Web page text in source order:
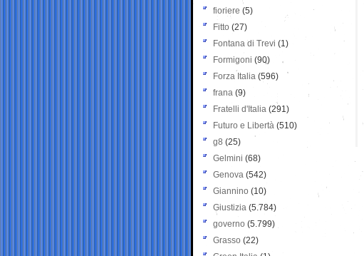
fioriere (5)
Fitto (27)
Fontana di Trevi (1)
Formigoni (90)
Forza Italia (596)
frana (9)
Fratelli d'Italia (291)
Futuro e Libertà (510)
g8 (25)
Gelmini (68)
Genova (542)
Giannino (10)
Giustizia (5.784)
governo (5.799)
Grasso (22)